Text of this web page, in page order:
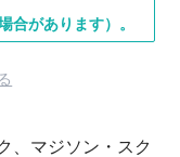
合があります）。
、マジソン・スク